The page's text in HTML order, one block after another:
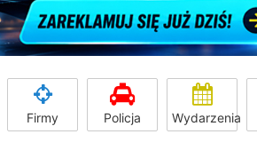
Firmy Policja Wydarzenia